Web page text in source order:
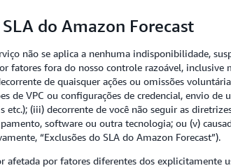
do Amazon Forecast
não se aplica a nenhuma indisponibilidade,
fatores fora do nosso controle razoável,
de quaisquer ações ou omissões
de VPC ou configurações de credencial, envio
etc.); (iii) decorrente de você não seguir as
software ou outra tecnologia; ou (v)
“Exclusões do SLA do Amazon Forecast”).
afetada por fatores diferentes dos explicitamente